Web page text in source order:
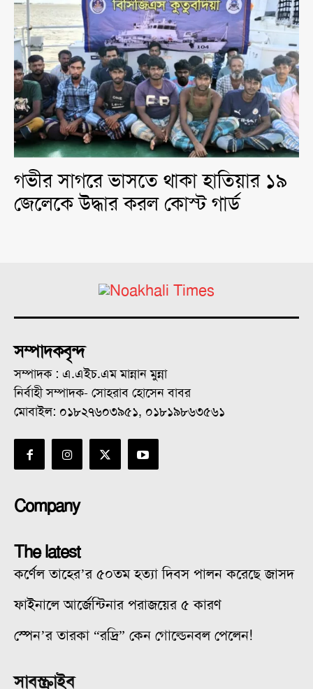
গভীর সাগরে ভাসতে থাকা হাতিয়ার ১৯
জেলেকে উদ্ধার করল কোস্ট গার্ড
সম্পাদকবৃন্দ
সম্পাদক : এ.এইচ.এম মান্নান মুন্না
নির্বাহী সম্পাদক- সোহরাব হোসেন বাবর
মোবাইল: ০১৮২৭৬০৩৯৫১, ০১৮১৯৮৬৩৫৬১
Company
The latest
কর্ণেল তাহের’র ৫০তম হত্যা দিবস পালন করেছে জাসদ
ফাইনালে আর্জেন্টিনার পরাজয়ের ৫ কারণ
স্পেন’র তারকা “রদ্রি” কেন গোল্ডেনবল পেলেন!
সাবস্ক্রাইব